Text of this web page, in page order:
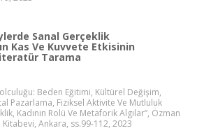
Sanal Gerçeklik
Kas Ve Kuvvete Etkisinin
Tarama
Beden Eğitimi, Kültürel Değişim,
Pazarlama, Fiziksel Aktivite Ve Mutluluk
Kadının Rolü Ve Metaforik Algılar”, Özman
Ankara, ss.99-112, 2023